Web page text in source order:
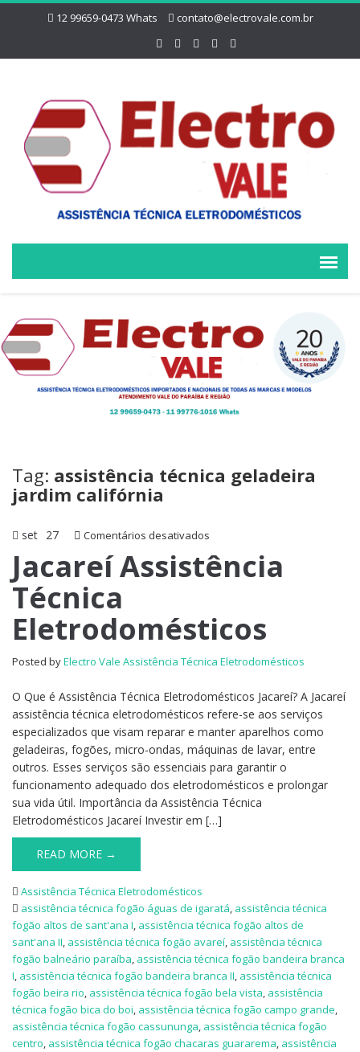
12 99659-0473 Whats contato@electrovale.com.br
Tag: assistência técnica geladeira
jardim califórnia
set 27 Comentários desativados
Assistência
Jacareí Assistência
Técnica
Eletrodomésticos
Posted byElectro Vale Assistência Técnica Eletrodomésticos
O Que é Assistência Técnica Eletrodomésticos Jacareí? A Jacareí
assistência técnica eletrodomésticos refere-se aos serviços
especializados que visam reparar e manter aparelhos como
geladeiras, fogões, micro-ondas, máquinas de lavar, entre
outros. Esses serviços são essenciais para garantir o
funcionamento adequado dos eletrodomésticos e prolongar
sua vida útil. Importância da Assistência Técnica
Eletrodomésticos Jacareí Investir em […]
READ MORE →
Assistência Técnica Eletrodomésticos
assistência técnica fogão águas de igaratá, assistência técnica
fogão altos de sant'ana I, assistência técnica fogão altos de
sant'ana II, assistência técnica fogão avareí, assistência técnica
fogão balneário paraíba, assistência técnica fogão bandeira branca
I, assistência técnica fogão bandeira branca II, assistência técnica
fogão beira rio, assistência técnica fogão bela vista, assistência
técnica fogão bica do boi, assistência técnica fogão campo grande,
assistência técnica fogão cassununga, assistência técnica fogão
centro, assistência técnica fogão chacaras guararema, assistência